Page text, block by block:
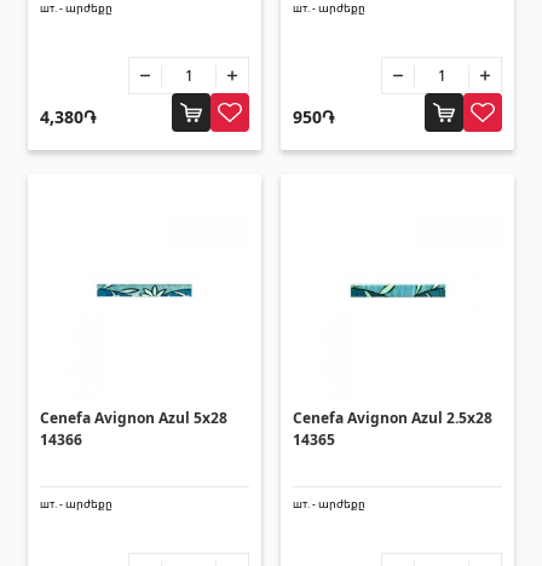
шт. - արժեքը
4,380֏
шт. - արժեքը
950֏
Cenefa Avignon Azul 5x28
14366
шт. - արժեքը
Cenefa Avignon Azul 2.5x28
14365
шт. - արժեքը